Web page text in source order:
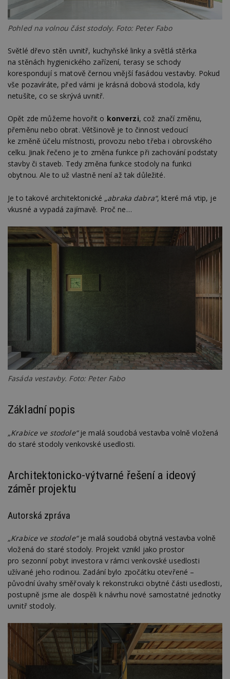
Pohled na volnou část stodoly. Foto: Peter Fabo
Světlé dřevo stěn uvnitř, kuchyňské linky a světlá stěrka
na stěnách hygienického zařízení, terasy se schody
korespondují s matově černou vnější fasádou vestavby. Pokud
vše pozavíráte, před vámi je krásná dobová stodola, kdy
netušíte, co se skrývá uvnitř.
Opět zde můžeme hovořit o konverzi, což značí změnu,
přeměnu nebo obrat. Většinově je to činnost vedoucí
ke změně účelu místnosti, provozu nebo třeba i obrovského
celku. Jinak řečeno je to změna funkce při zachování podstaty
stavby či staveb. Tedy změna funkce stodoly na funkci
obytnou. Ale to už vlastně není až tak důležité.
Je to takové architektonické „abraka dabra“, které má vtip, je
vkusné a vypadá zajímavě. Proč ne…
Fasáda vestavby. Foto: Peter Fabo
Základní popis
„Krabice ve stodole“je malá soudobá vestavba volně vložená
do staré stodoly venkovské usedlosti.
Architektonicko-výtvarné řešení a ideový
záměr projektu
Autorská zpráva
„Krabice ve stodole“je malá soudobá obytná vestavba volně
vložená do staré stodoly. Projekt vznikl jako prostor
pro sezonní pobyt investora v rámci venkovské usedlosti
užívané jeho rodinou. Zadání bylo zpočátku otevřené –
původní úvahy směřovaly k rekonstrukci obytné části usedlosti,
postupně jsme ale dospěli k návrhu nové samostatné jednotky
uvnitř stodoly.